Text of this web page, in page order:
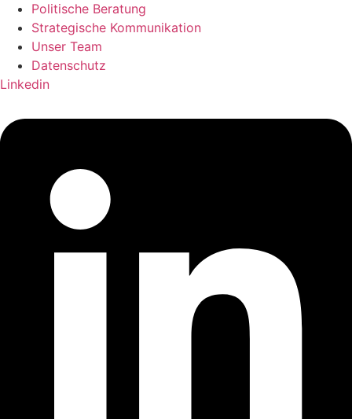
Politische Beratung
Strategische Kommunikation
Unser Team
Datenschutz
Linkedin